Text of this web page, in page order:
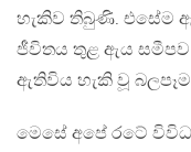
හැකිව තිබුණි. එසේම
ජීවිතය තුළ ඇය
ඇතිවිය හැකි වූ
මෙසේ අපේ රටේ